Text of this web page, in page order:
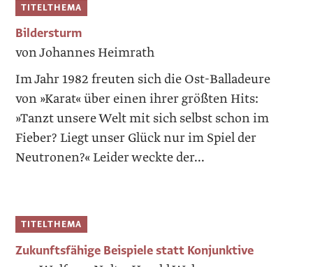
TITELTHEMA
Bildersturm
von Johannes Heimrath
Im Jahr 1982 freuten sich die Ost-Balladeure
von »Karat« über einen ihrer größten Hits:
»Tanzt unsere Welt mit sich selbst schon im
Fieber? Liegt unser Glück nur im Spiel der
Neutronen?« Leider weckte der...
TITELTHEMA
Zukunftsfähige Beispiele statt Konjunktive